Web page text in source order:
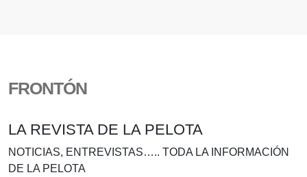
FRONTÓN
LA REVISTA DE LA PELOTA
NOTICIAS, ENTREVISTAS….. TODA LA INFORMACIÓN
DE LA PELOTA